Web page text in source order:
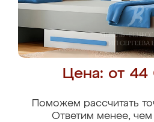
Цена: от
Поможем рассчитать
Ответим менее, чем